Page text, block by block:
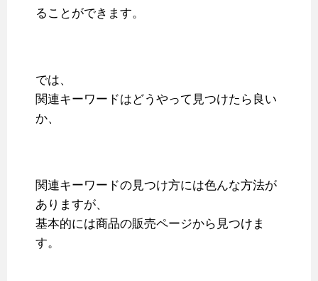
ることができます。
では、
関連キーワードはどうやって見つけたら良い
か、
関連キーワードの見つけ方には色んな方法が
ありますが、
基本的には商品の販売ページから見つけま
す。